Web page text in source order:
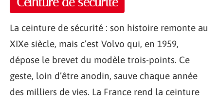
La ceinture de sécurité : son histoire remonte au
XIXe siècle, mais c’est Volvo qui, en 1959,
dépose le brevet du modèle trois-points. Ce
geste, loin d’être anodin, sauve chaque année
des milliers de vies. La France rend la ceinture